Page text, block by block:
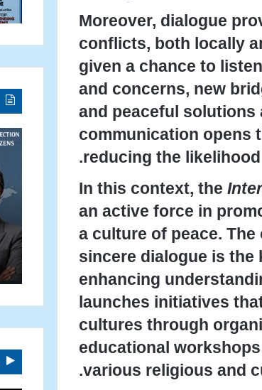
Moreover, dialogue
conflicts, both locally
given a chance to
and concerns, new
and peaceful solutions
communication opens
reducing the
In this context, the
an active force in
a culture of peace.
sincere dialogue is
enhancing
launches initiatives
cultures through
educational
various religious and